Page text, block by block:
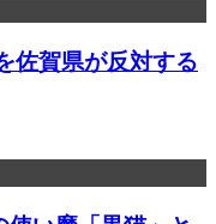
佐賀県が反対する